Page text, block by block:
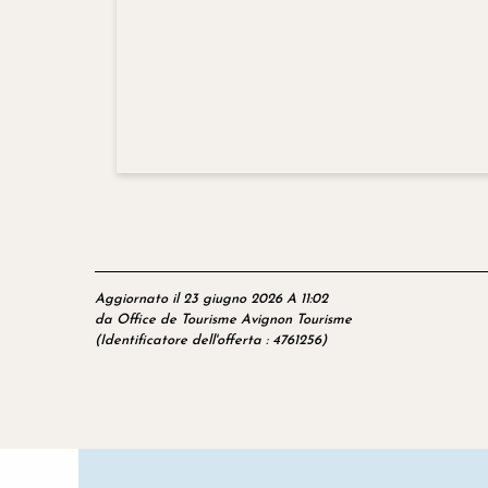
Aggiornato il 23 giugno 2026 A 11:02
da Office de Tourisme Avignon Tourisme
(Identificatore dell'offerta : 4761256)